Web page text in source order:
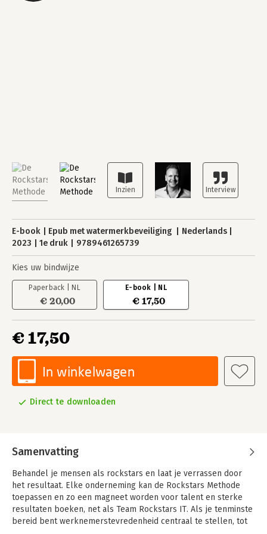
E-book Epub met watermerkbeveiliging
Nederlands
2023
1e druk 9789461265739
Kies uw bindwijze
Paperback | NL
€ 20,00
E-book | NL
€ 17,50
€ 17,50
In winkelwagen
Direct te downloaden
Samenvatting
Behandel je mensen als rockstars en laat je verrassen door
het resultaat. Elke onderneming kan de Rockstars Methode
toepassen en zo een magneet worden voor talent en sterke
resultaten boeken, net als Team Rockstars IT. Als je tenminste
bereid bent werknemerstevredenheid centraal te stellen, tot